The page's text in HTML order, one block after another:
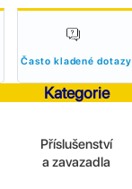
Často kladené dotazy
Kategorie
Příslušenství
a zavazadla